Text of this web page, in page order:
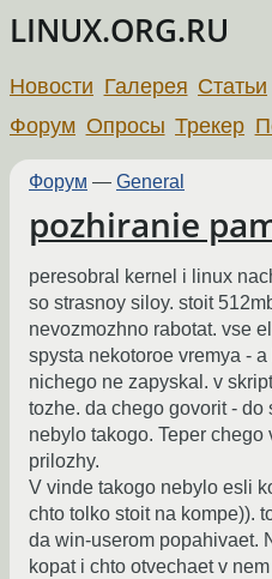
LINUX.ORG.RU
Новости Галерея Статьи
Форум Опросы Трекер
Форум — General
pozhiranie
peresobral kernel i linux
so strasnoy siloy. stoit
nevozmozhno rabotat. vse
spysta nekotoroe vremya -
nichego ne zapyskal. v
tozhe. da chego govorit - do
nebylo takogo. Teper chego
prilozhy.
V vinde takogo nebylo esli
chto tolko stoit na kompe)).
da win-userom popahivaet.
kopat i chto otvechaet v